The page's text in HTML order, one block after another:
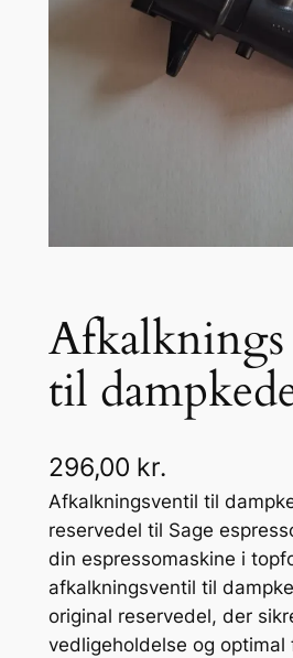
til
296,00 kr.
Afkalkningsventil til
reservedel til Sage
din espressomaskine i
afkalkningsventil til
original reservedel, der
vedligeholdelse og optimal